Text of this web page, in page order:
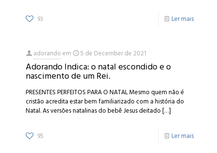
93 Ler mais
adorandoem 5 de December de 2021
Adorando Indica: o natal escondido e o
nascimento de um Rei.
PRESENTES PERFEITOS PARA O NATAL Mesmo quem não é
cristão acredita estar bem familiarizado com a história do
Natal. As versões natalinas do bebê Jesus deitado[…]
95 Ler mais